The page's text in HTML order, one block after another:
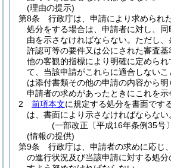
(理由の提示)
第8条
行政庁は、申請により求められ
処分をする場合は、申請者に対し、
由を示さなければならない。 ただし、
許認可等の要件又は公にされた審査
他の客観的指標により明確に定められ
て、当該申請がこれらに適合しないこ
は添付書類その他の申請の内容から明
申請者の求めがあったときにこれを示
2
前項本文に規定する処分を書面です
は、書面により示さなければならない
(一部改正〔平成16年条例35号
(情報の提供)
第9条
行政庁は、申請者の求めに応じ
の進行状況及び当該申請に対する処